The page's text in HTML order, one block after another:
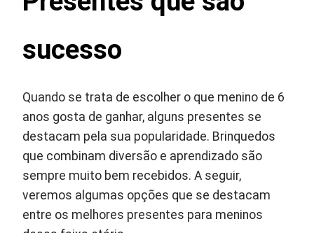
sucesso
Quando se trata de escolher o que menino de 6
anos gosta de ganhar, alguns presentes se
destacam pela sua popularidade. Brinquedos
que combinam diversão e aprendizado são
sempre muito bem recebidos. A seguir,
veremos algumas opções que se destacam
entre os melhores presentes para meninos